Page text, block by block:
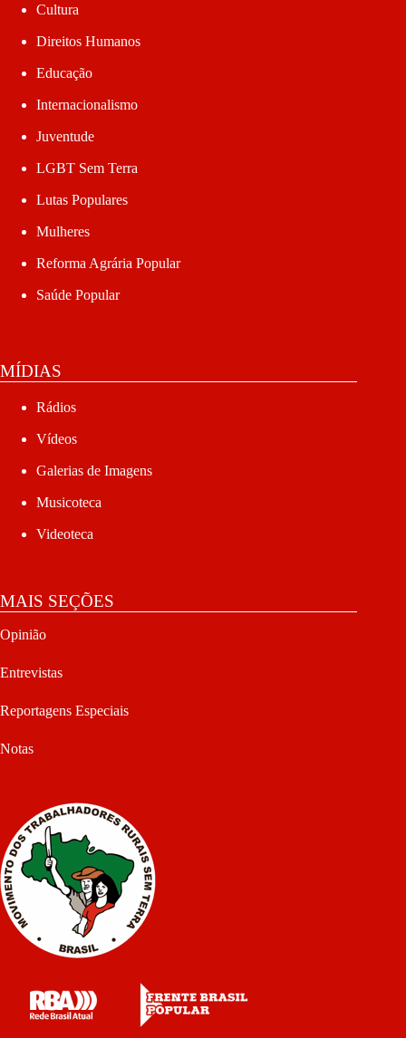
Cultura
Direitos Humanos
Educação
Internacionalismo
Juventude
LGBT Sem Terra
Lutas Populares
Mulheres
Reforma Agrária Popular
Saúde Popular
MÍDIAS
Rádios
Vídeos
Galerias de Imagens
Musicoteca
Videoteca
MAIS SEÇÕES
Opinião
Entrevistas
Reportagens Especiais
Notas